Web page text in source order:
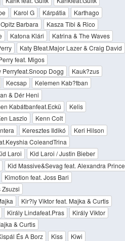
Karol G Kárpátia
Karthago
Barbara
Kasza Tibi & Rico
Katona Klári
Katrina & The Waves
Katy Bfeat.Major Lazer & Craig David
feat. Migos
Perryfeat.Snoop Dogg
Kauk?zus
Kecsap
Kelemen Kab?tban
& Dér Heni
Kabátbanfeat.Eckü
Kelis
Laszlo
Kenn Colt
Keresztes Ildikó
Keri Hilson
ColeandTrina
Laroi
Kid Laroi / Justin Bieber
Kid Massive&Sevag feat. Alexandra Prince
Kimotion feat. Joss Bari
Zsuzsi
Kir?ly Viktor feat. Majka & Curtis
Király Lindafeat.Pras
Király Viktor
& Curtis
És A Borz Kiss
Kiwi